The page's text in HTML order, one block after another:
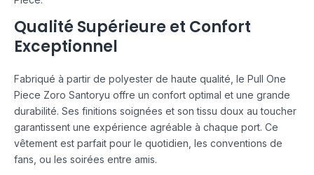
Qualité Supérieure et Confort
Exceptionnel
Fabriqué à partir de polyester de haute qualité, le Pull One
Piece Zoro Santoryu offre un confort optimal et une grande
durabilité. Ses finitions soignées et son tissu doux au toucher
garantissent une expérience agréable à chaque port. Ce
vêtement est parfait pour le quotidien, les conventions de
fans, ou les soirées entre amis.